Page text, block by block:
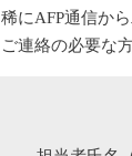
稀にAFP通信か
ご連絡の必要な